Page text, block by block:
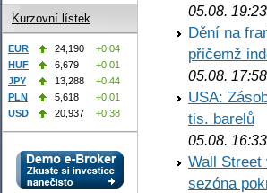
05.08. 19:23
Dění na
přičemž
05.08. 17:58
USA:
tis. barelů
05.08. 16:33
Wall
sezóna
Kurzovní lístek
EUR 24,190
+0,04
HUF
6,679
+0,01
JPY
13,288
+0,44
PLN
5,618
+0,01
USD
20,937 +0,38